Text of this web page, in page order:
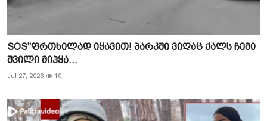
SOS"ფრთხილად იყავით! პარკში ვიღაც ქალს ჩემი
შვილი მიჰყა...
Jul 27, 2026 10